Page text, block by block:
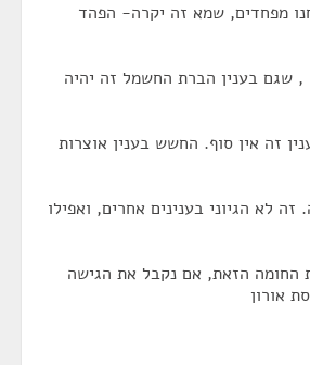
מפחדים, שמא זה יקרה- הפהד
שגם בענין הברת החשמל זה יהיה
זה אין סוף. החשש בענין אוצרות
זה לא הגיוני בענינים אחרים, ואפילו
החומה הזאת, אם נקבל את הגישה
אורון